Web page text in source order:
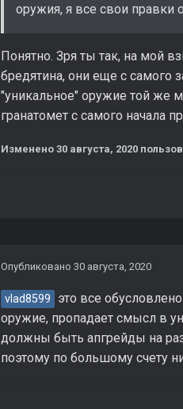
оружия, я все свои правки
Понятно. Зря ты так, на мой
бредятина, они еще с самого
"уникальное" оружие той же
гранатомет с самого начала
Изменено 30 августа, 2020
Опубликовано 30 августа, 2020
vlad8599
это все
оружие, пропадает смысл в
должны быть апгрейды на
поэтому по большому счету